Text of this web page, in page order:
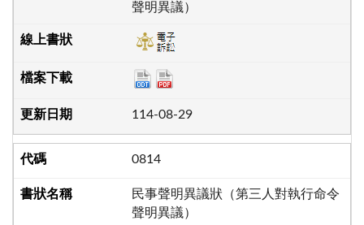
聲明異議）
114-08-29
0814
民事聲明異議狀（第三人對執行命令
聲明異議）